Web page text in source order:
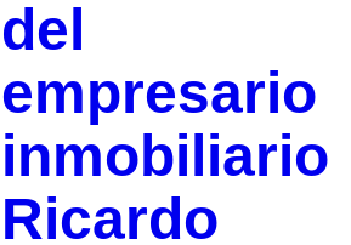
del
empresario
inmobiliario
Ricardo